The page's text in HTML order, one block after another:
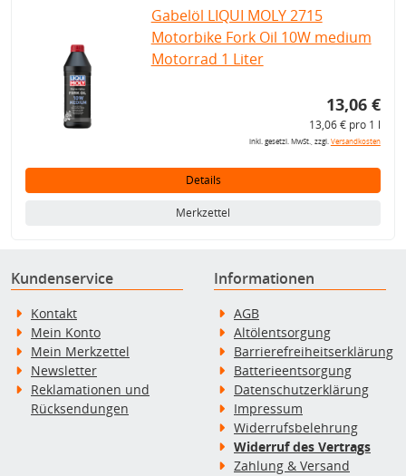
Gabelöl LIQUI MOLY 2715
Motorbike Fork Oil 10W medium
Motorrad 1 Liter
13,06 €
13,06 € pro 1 l
inkl. gesetzl. MwSt., zzgl.Versandkosten
Details
Merkzettel
Kundenservice
Kontakt
Mein Konto
Mein Merkzettel
Newsletter
Reklamationen und
Rücksendungen
Informationen
AGB
Altölentsorgung
Barrierefreiheitserklärung
Batterieentsorgung
Datenschutzerklärung
Impressum
Widerrufsbelehrung
Widerruf des Vertrags
Zahlung & Versand